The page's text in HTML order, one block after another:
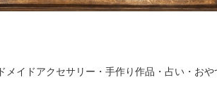
メイドアクセサリー・手作り作品・占い・お